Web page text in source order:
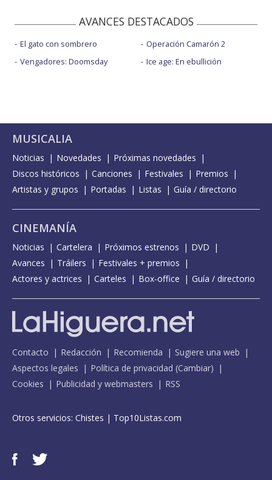
AVANCES DESTACADOS
El gato con sombrero
Vengadores: Doomsday
Operación Camarón 2
Ice age: En ebullición
MUSICALIA
Noticias Novedades
Próximas novedades
Discos históricos
Canciones Festivales
Premios
Artistas y grupos
Portadas Listas Guía / directorio
CINEMANÍA
Noticias Cartelera Próximos estrenos
DVD
Avances
Tráilers
Festivales + premios
Actores y actrices
Carteles Box-office Guía / directorio
Contacto Redacción Recomienda
Sugiere una web
Aspectos legales
Política de privacidad (Cambiar)
Cookies
Publicidad y webmasters RSS
Otros servicios: Chistes | Top10Listas.com